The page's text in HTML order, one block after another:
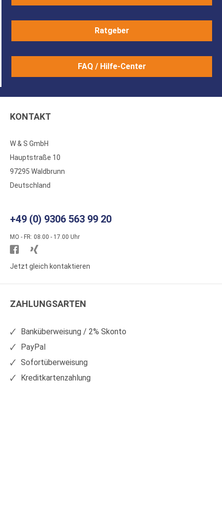
Ratgeber
FAQ / Hilfe-Center
KONTAKT
W & S GmbH
Hauptstraße 10
97295 Waldbrunn
Deutschland
+49 (0) 9306 563 99 20
MO - FR: 08.00 - 17.00 Uhr
Besuchen
Sie
auf
Sie
auf
Jetzt gleich kontaktieren
ZAHLUNGSARTEN
Banküberweisung / 2% Skonto
PayPal
Sofortüberweisung
Kreditkartenzahlung